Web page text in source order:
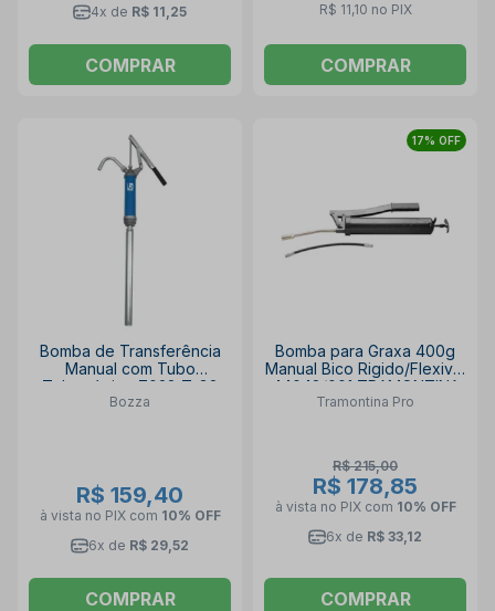
4x de R$ 11,25
COMPRAR
R$ 11,10 no PIX
COMPRAR
Bomba de Transferência
Manual com Tubo
Telescópico 7022-T-G2
BOZZA
Bozza
R$ 159,40
à vista no PIX com 10% OFF
6x de R$ 29,52
COMPRAR
17% OFF
Bomba para Graxa 400g
Manual Bico Rigido/Flexivel
44048/001 TRAMONTINA
PRO
Tramontina Pro
R$ 215,00
R$ 178,85
à vista no PIX com 10% OFF
6x de R$ 33,12
COMPRAR